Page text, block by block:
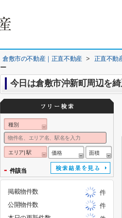
倉敷市の不動産｜正直不動産 >
正直不動
ー
今日は倉敷市沖新町周辺を
種別
エリア| 駅 価格 面積
- 件該当
掲載物件数
件
公開物件数
件